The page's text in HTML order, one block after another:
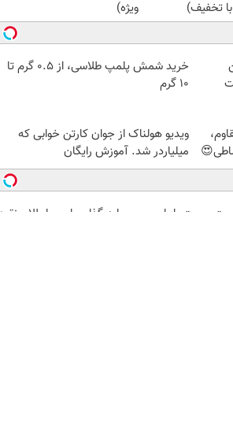
تخفیف)
ویژه)
خرید شمش پلمپ طلاسی، از ۰.۵ گرم تا
۱۰ گرم
ویدیو هولناک از جوان کارتن خوابی که
میلیاردر شد. آموزش رایگان
صورت را با
سرمایه گذاری امن با طلا و نقره